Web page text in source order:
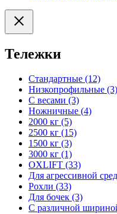
Тележки
Стандартные (12)
Низкопрофильные (3)
С весами (3)
Ножничные (4)
2000 кг (5)
2500 кг (15)
1500 кг (3)
3000 кг (1)
OXLIFT (33)
Для агрессивной
Рохли (33)
Для бочек (3)
С различной